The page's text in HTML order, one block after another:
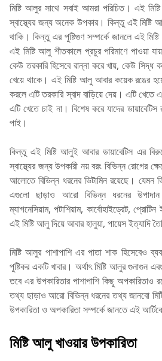
মিষ্টি আলুর সাথে সবাই আমরা পরিচিত। এই
স্বাস্থ্যের জন্য অনেক উপকার। কিন্তু এই
থাকি। কিন্তু এর পুষ্টিগুণ সম্পর্কে জানলে এই
এই মিষ্টি আলু শীতকালে প্রচুর পরিমাণে পাওয়া
কেউ তরকারি হিসেবে রান্না করে খায়, কেউ
খেয়ে থাকে। এই মিষ্টি আলু আবার কয়েক রঙের
করলে এটি তরকারি স্বাদ বাড়িয়ে দেয়। এটি
এটি খেতে চাই না। বিশেষ করে যাদের
পাই।
কিন্তু এই মিষ্টি আলুই আবার ডায়াবেটিস এর
স্বাস্থ্যের জন্য উপকারী নয় বরং বিভিন্ন রোগের
আলোতে বিভিন্ন ধরনের ভিটামিন রয়েছে। যেমন
এগুলো ছাড়াও আরো বিভিন্ন ধরনের উপাদান
ম্যাগনেসিয়াম, পটাশিয়াম, কার্বোহাইড্রেট,
এই মিষ্টি আলু দিয়ে আবার হালুয়া, পায়েস ইত্যাদি
মিষ্টি আলুর পাশাপাশি এর পাতা শাক
পুষ্টিকর একটি খাবার। অর্থাৎ মিষ্টি আলুর গুনাগুন
তবে এর উপকারিতার পাশাপাশি কিছু
তথ্য ছাড়াও আরো বিভিন্ন ধরনের তথ্য জানবো
উপকারিতা ও অপকারিতা সম্পর্কে জানতে এই
মিষ্টি আলু খাওয়ার উপকারিতা